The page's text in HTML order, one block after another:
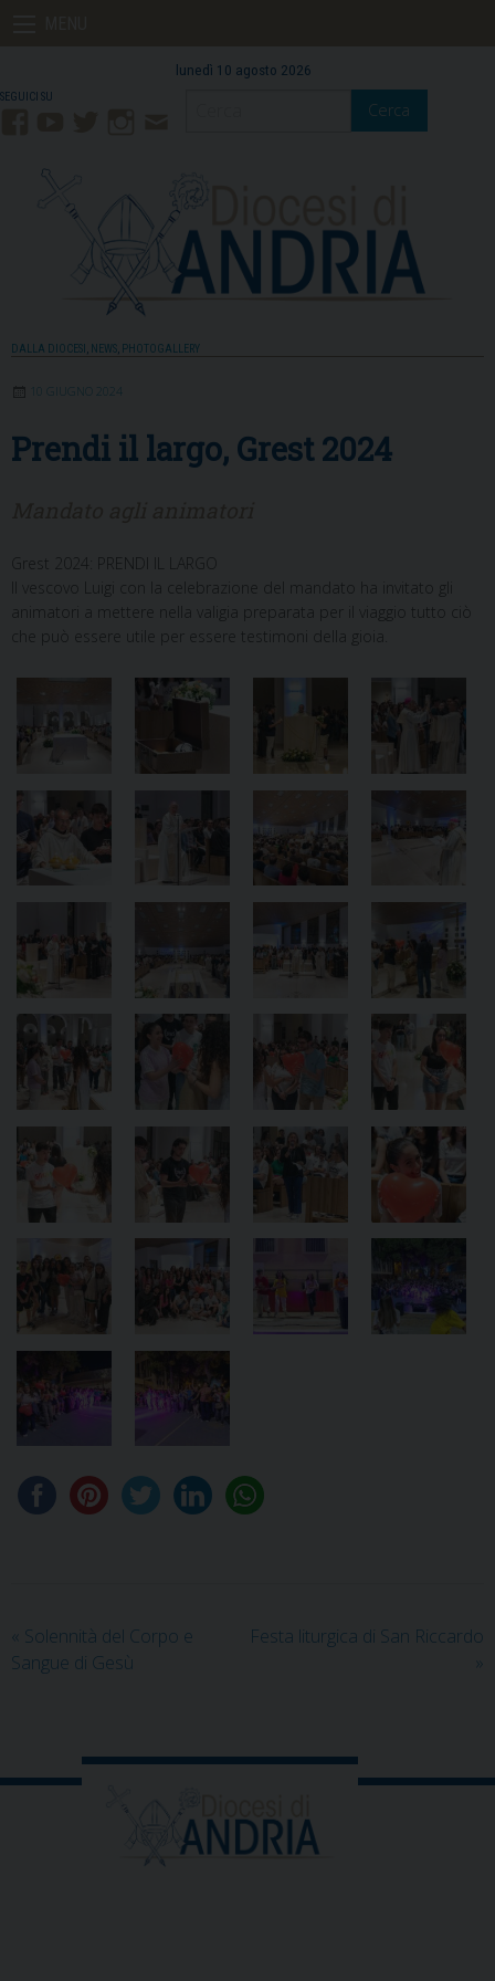
lunedì 10 agosto 2026
Mail
Cerca
DALLA DIOCESI , NEWS, PHOTOGALLERY
10 GIUGNO 2024
Prendi il largo, Grest 2024
Grest 2024: PRENDI IL LARGO
Il vescovo Luigi con la celebrazione del mandato ha invitato gli
animatori a mettere nella valigia preparata per il viaggio tutto ciò
che può essere utile per essere testimoni della gioia.
« Solennità del Corpo e
Sangue di Gesù
Festa liturgica di San Riccardo
»